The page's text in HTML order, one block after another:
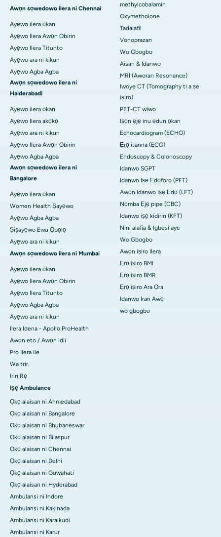
Awọn sọwedowo ilera ni Chennai
Ayẹwo ilera ọkan
Ayẹwo Ilera Awọn Obirin
Ayẹwo Ilera Titunto
Ayẹwo ara ni kikun
Ayẹwo Agba Agba
Awọn sọwedowo ilera ni
Haiderabadi
Ayẹwo ilera ọkan
Ayẹwo Ilera akọkọ
Ayẹwo ara ni kikun
Ayẹwo Ilera Awọn Obirin
Ayẹwo Agba Agba
Awọn sọwedowo ilera ni
Bangalore
Ayẹwo ilera ọkan
Women Health Ṣayẹwo
Ayẹwo Agba Agba
Ṣiṣayẹwo Ewu Ọpọlọ
Ayẹwo ara ni kikun
Awọn sọwedowo ilera ni Mumbai
Ayẹwo ilera ọkan
Ayẹwo Ilera Awọn Obirin
Ayẹwo Ilera Titunto
Ayẹwo Agba Agba
Ayẹwo ara ni kikun
Ilera Idena - Apollo ProHealth
Awọn eto / Awọn idii
Pro Ilera Ile
Wa trìr.
Iriri Rẹ
Iṣẹ Ambulance
Ọkọ alaisan ni Ahmedabad
Ọkọ alaisan ni Bangalore
Ọkọ alaisan ni Bhubaneswar
Ọkọ alaisan ni Bilaspur
Ọkọ alaisan ni Chennai
Ọkọ alaisan ni Delhi
Ọkọ alaisan ni Guwahati
Ọkọ alaisan ni Hyderabad
Ambulansi ni Indore
Ambulansi ni Kakinada
Ambulansi ni Karaikudi
Ambulansi ni Karur
methylcobalamin
Oxymetholone
Tadalafil
Vonoprazan
Wo Gbogbo
Aisan & Idanwo
MRI (Aworan Resonance)
Iwoye CT (Tomography ti a ṣe
iṣiro)
PET-CT wíwo
Iṣọn ẹjẹ inu ẹdun ọkan
Echocardiogram (ECHO)
Ẹrọ itanna (ECG)
Endoscopy & Colonoscopy
Idanwo SGPT
Idanwo Iṣẹ Ẹdọforo (PFT)
Awọn Idanwo Iṣẹ Ẹdọ (LFT)
Nọmba Ẹjẹ pipe (CBC)
Idanwo iṣẹ kidirin (KFT)
Nini alafia & Igbesi aye
Wo Gbogbo
Awọn iṣiro Ilera
Ẹrọ iṣiro BMI
Ẹrọ iṣiro BMR
Ẹrọ iṣiro Ara Ọra
Idanwo Iran Awọ
wo gbogbo